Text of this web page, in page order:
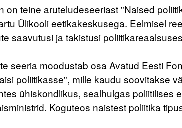
on teine aruteludeseeriast "Naised
Ülikooli eetikakeskusega. Eelmisel
saavutusi ja takistusi
seeria moodustab osa Avatud Eesti
poliitikasse", mille kaudu soovitakse
ühiskondlikus, sealhulgas poliitilises
Koguteos naistest poliitika